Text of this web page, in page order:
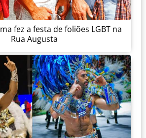
fez a festa de foliões LGBT na
Rua Augusta